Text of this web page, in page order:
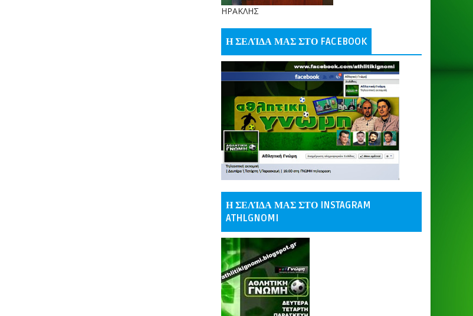
ΗΡΑΚΛΗΣ
Η ΣΕΛΊΔΑ ΜΑΣ ΣΤΟ FACEBOOK
Η ΣΕΛΊΔΑ ΜΑΣ ΣΤΟ INSTAGRAM
ATHLGNOMI